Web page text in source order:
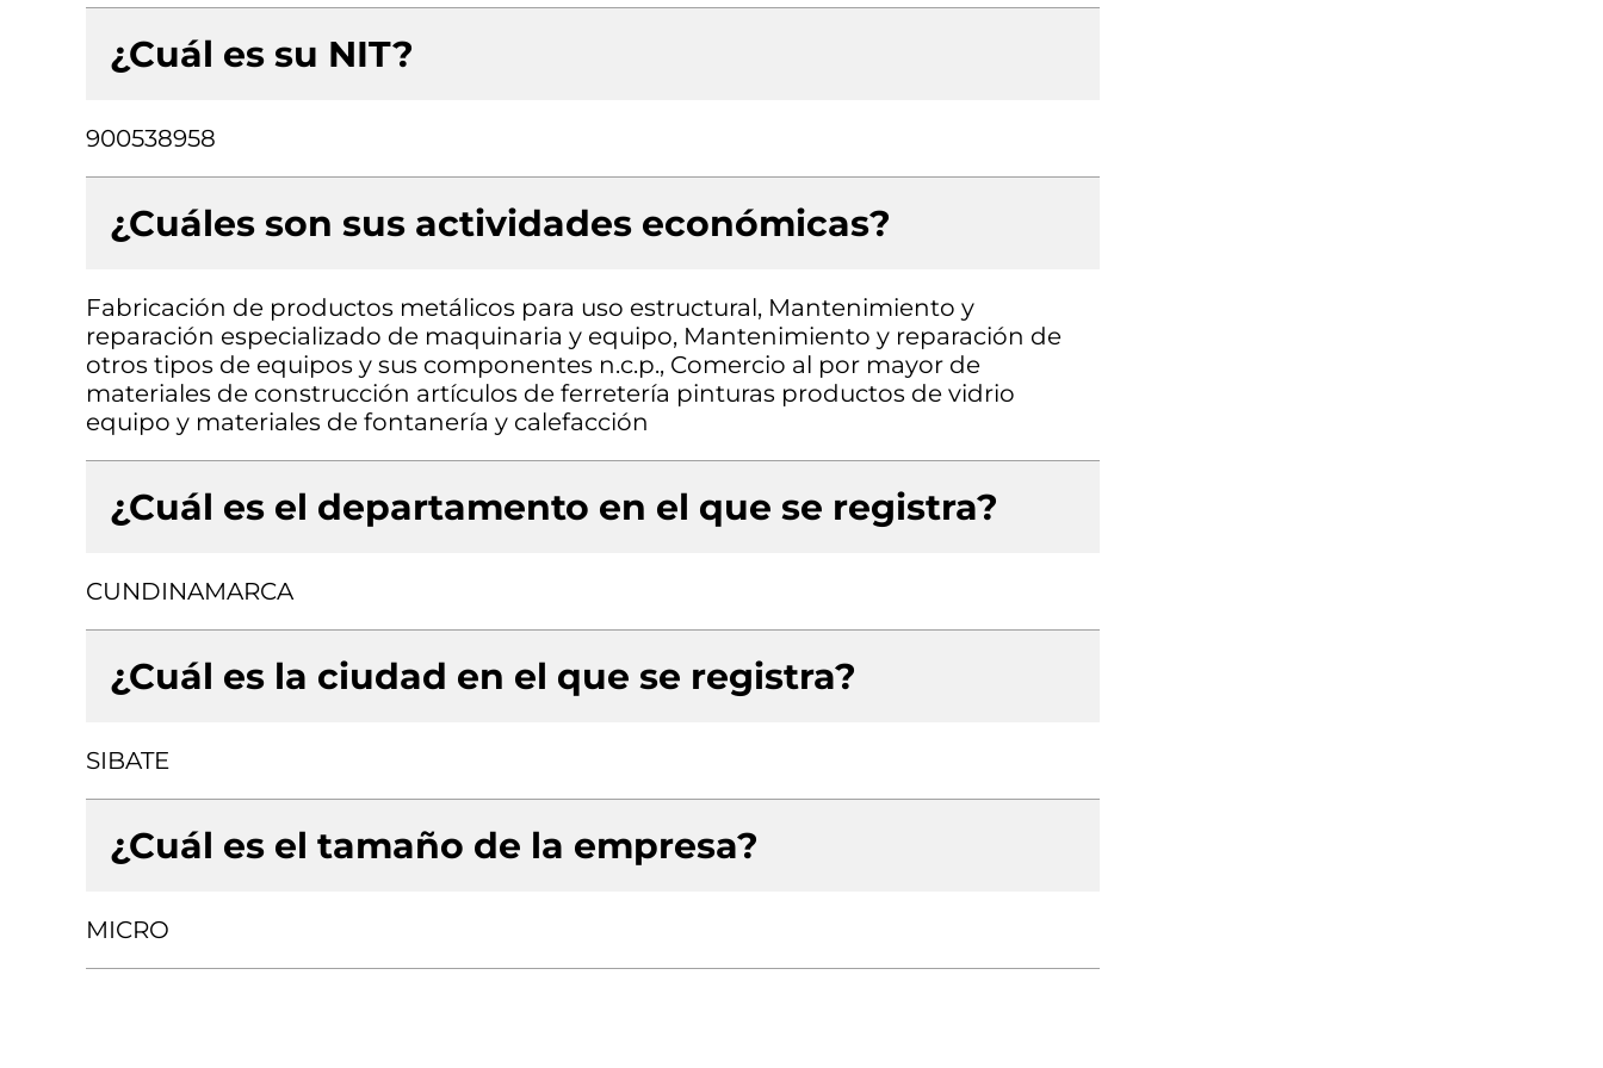
¿Cuál es su NIT?
900538958
¿Cuáles son sus actividades económicas?
Fabricación de productos metálicos para uso estructural, Mantenimiento y
reparación especializado de maquinaria y equipo, Mantenimiento y reparación de
otros tipos de equipos y sus componentes n.c.p., Comercio al por mayor de
materiales de construcción artículos de ferretería pinturas productos de vidrio
equipo y materiales de fontanería y calefacción
¿Cuál es el departamento en el que se registra?
CUNDINAMARCA
¿Cuál es la ciudad en el que se registra?
SIBATE
¿Cuál es el tamaño de la empresa?
MICRO